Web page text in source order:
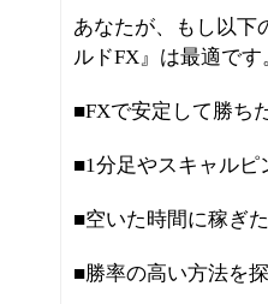
あなたが、もし以下
ルドFX』は最適です
■FXで安定して勝ち
■1分足やスキャルピ
■空いた時間に稼ぎ
■勝率の高い方法を